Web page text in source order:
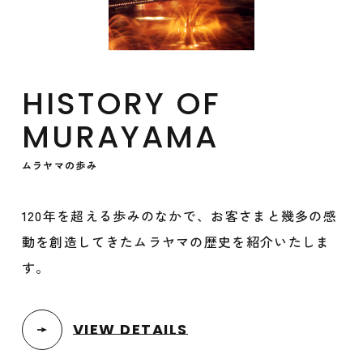
ムラヤマの歩み
HISTORY OF
MURAYAMA
120年を超える歩みのなかで、お客さまと幾多の感
動を創造してきたムラヤマの歴史を紹介いたしま
す。
VIEW DETAILS